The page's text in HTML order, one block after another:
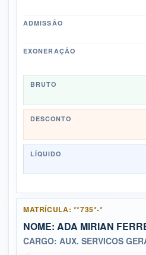
ADMISSÃO
EXONERAÇÃO
BRUTO
DESCONTO
LÍQUIDO
MATRÍCULA: **735*-*
NOME: ADA MIRIAN
CARGO: AUX. SERVICOS